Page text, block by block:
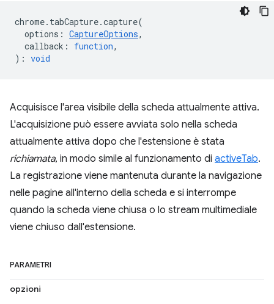
chrome. tabCapture.capture(
options : CaptureOptions,
callback : function,
) : void
Acquisisce l'area visibile della scheda attualmente attiva.
L'acquisizione può essere avviata solo nella scheda
attualmente attiva dopo che l'estensione è stata
richiamata, in modo simile al funzionamento di activeTab.
La registrazione viene mantenuta durante la navigazione
nelle pagine all'interno della scheda e si interrompe
quando la scheda viene chiusa o lo stream multimediale
viene chiuso dall'estensione.
PARAMETRI
opzioni